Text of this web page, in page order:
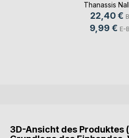
Thanassis
22,40 €
9,99 € E-
3D-Ansicht des Produktes